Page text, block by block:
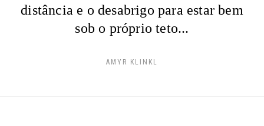
distância e o desabrigo para estar bem
sob o próprio teto...
AMYR KLINKL